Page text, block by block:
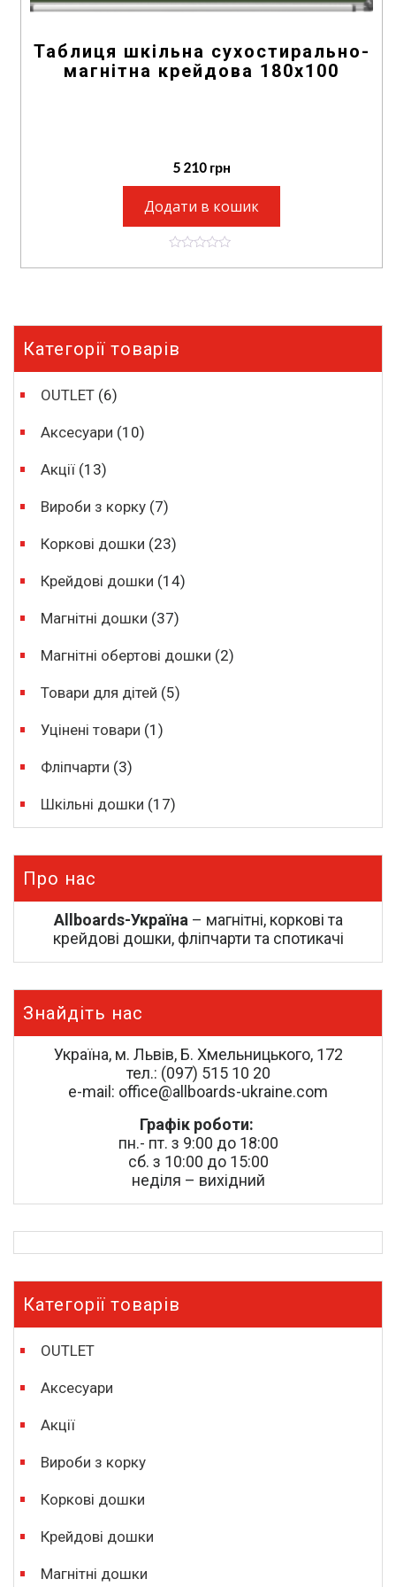
Таблиця шкільна сухостирально-
магнітна крейдова 180х100
5 210 грн
Додати в кошик
o
5
Категорії товарів
OUTLET (6)
Аксесуари (10)
Акції (13)
Вироби з корку (7)
Коркові дошки (23)
Крейдові дошки (14)
Магнітні дошки (37)
Магнітні обертові дошки (2)
Товари для дітей (5)
Уцінені товари (1)
Фліпчарти (3)
Шкільні дошки (17)
Про нас
Allboards-Україна– магнітні, коркові та
крейдові дошки, фліпчарти та спотикачі
Знайдіть нас
Україна, м. Львів, Б. Хмельницького, 172
тел.: (097) 515 10 20
e-mail: office@allboards-ukraine.com
Графік роботи:
пн.- пт. з 9:00 до 18:00
сб. з 10:00 до 15:00
неділя – вихідний
Категорії товарів
OUTLET
Аксесуари
Акції
Вироби з корку
Коркові дошки
Крейдові дошки
Магнітні дошки